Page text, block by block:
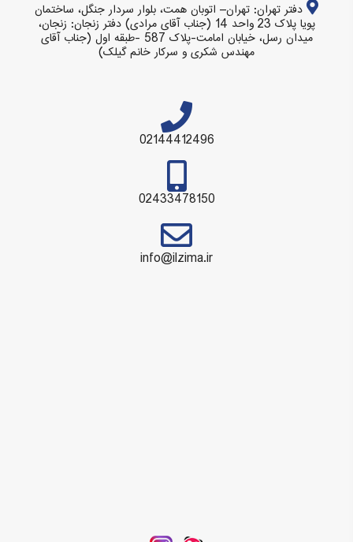
دفتر تهران: تهران– اتوبان همت، بلوار سردار جنگل، ساختمان
پویا پلاک 23 واحد 14 (جناب آقای مرادی) دفتر زنجان: زنجان،
میدان رسل، خیابان امامت-پلاک 587 -طبقه اول (جناب آقای
مهندس شکری و سرکار خانم گیلک)
02144412496
02433478150
info@ilzima.ir